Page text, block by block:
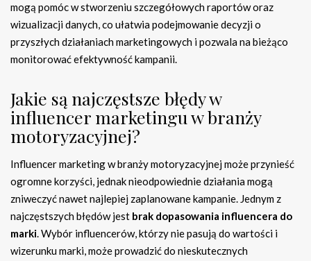
mogą pomóc w stworzeniu szczegółowych raportów oraz
wizualizacji danych, co ułatwia podejmowanie decyzji o
przyszłych działaniach marketingowych i pozwala na bieżąco
monitorować efektywność kampanii.
Jakie są najczęstsze błędy w
influencer marketingu w branży
motoryzacyjnej?
Influencer marketing w branży motoryzacyjnej może przynieść
ogromne korzyści, jednak nieodpowiednie działania mogą
zniweczyć nawet najlepiej zaplanowane kampanie. Jednym z
najczęstszych błędów jest brak dopasowania influencera do
marki. Wybór influencerów, którzy nie pasują do wartości i
wizerunku marki, może prowadzić do nieskutecznych